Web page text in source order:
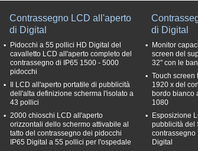
Contrassegno LCD all'aperto
di Digital
Pidocchi a 55 pollici HD Digital del
cavalletto LCD all'aperto completo del
contrassegno di IP65 1500 - 5000
pidocchi
Il LCD all'aperto portatile di pubblicità
dell'alta definizione scherma l'isolato a
43 pollici
2000 chioschi LCD all'aperto
orizzontali dello schermo attivabile al
tatto del contrassegno dei pidocchi
IP65 Digital a 55 pollici per l'ospedale
di Digital
Monitor
screen del
32" con le
Touch screen
1920 x del
bordo bianco
1080
Esposizione
pubblicità del
contrassegno
Digital